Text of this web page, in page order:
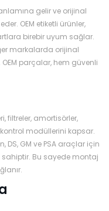
gelir ve orijinal
OEM etiketli ürünler,
birebir uyum sağlar.
markalarda orijinal
parçalar, hem güvenli
filtreler, amortisörler,
modüllerini kapsar.
DS, GM ve PSA araçlar için
Bu sayede montaj